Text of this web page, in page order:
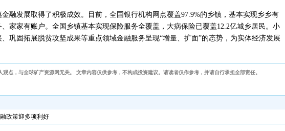
融发展取得了积极成效。目前，全国银行机构网点覆盖97.9%的乡镇，基本实现乡乡有
家家有账户。全国乡镇基本实现保险服务全覆盖，大病保险已覆盖12.2亿城乡居民。小
巩固拓展脱贫攻坚成果等重点领域金融服务呈现“增量、扩面”的态势，为实体经济发展
观点，与全球矿产资源网无关。 文章内容仅供参考，不构成投资建议。请读者仅作参考，并请自行承担全部责任。
政策迎多项利好